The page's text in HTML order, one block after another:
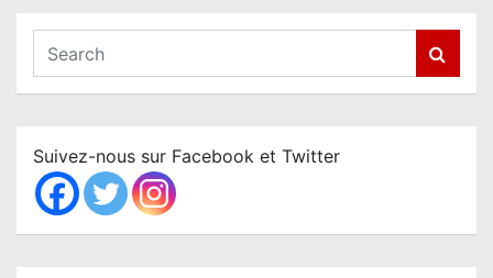
a
c
h
Suivez-nous sur Facebook et Twitter